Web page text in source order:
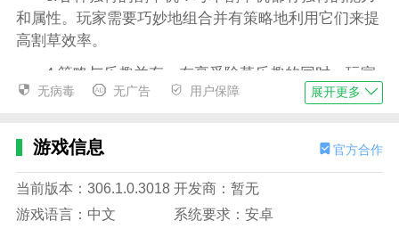
和属性。玩家需要巧妙地组合并有策略地利用它们来提
高割草效率。
4.策略与乐趣并存：在享受除草乐趣的同时，玩家
还需要考虑角色组合和场景适应，这增加了游戏的策略
游戏玩法
1.选择割草机进行挑战：在游戏开始时，玩家需要
根据当前场景的特点，精心选择最适合的割草机，以保
证高效的割草。
无病毒 无广告 用户保障 展开更多
游戏信息 官方合作
当前版本：306.1.0.3018 开发商：暂无
游戏语言：中文
系统要求：安卓